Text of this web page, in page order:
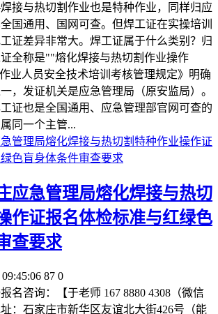
接与热切割作业也是特种作业，同样归应
国通用、国网可查。但焊工证在实操培训
证差异非常大。焊工证属于什么类别？归
全称是""熔化焊接与热切割作业操作
业人员安全技术培训考核管理规定》明确
，发证机关是应急管理局（原安监局）。
证也是全国通用、应急管理部官网可查的
同一个主管...
应急管理局熔化焊接与热切
作证报名体检标准与红绿色
查要求
87 0
名咨询：【于老师 167 8880 4308（微信
：石家庄市新华区友谊北大街426号（能